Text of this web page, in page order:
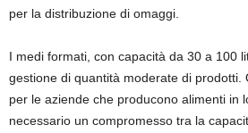
per la distribuzione di omaggi.
I medi formati, con capacità da 30 a 100
gestione di quantità moderate di prodotti.
per le aziende che producono alimenti in
necessario un compromesso tra la